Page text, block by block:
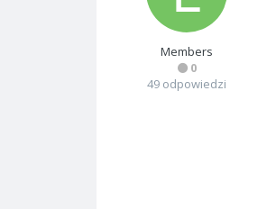
Members
0
49 odpowiedzi